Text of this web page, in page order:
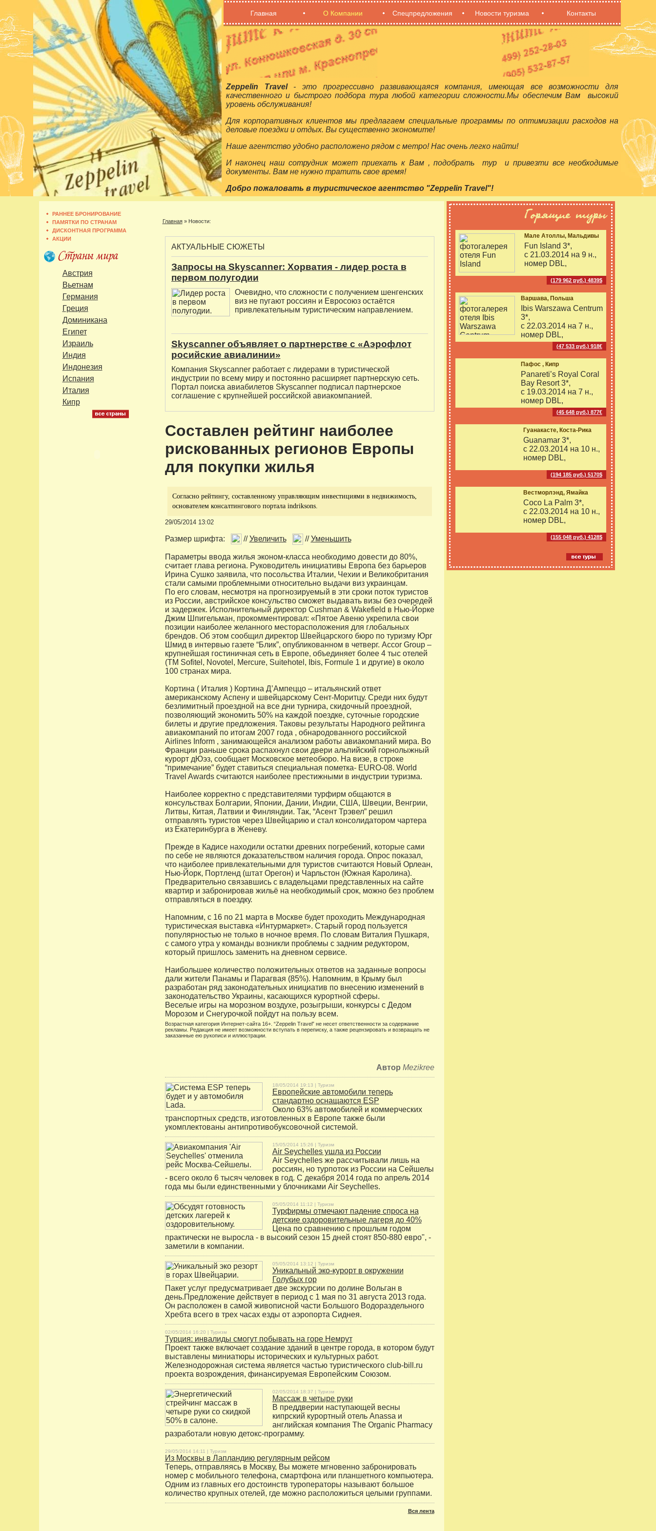
Главная О Компании Спецпредложения Новости туризма Контакты
Zeppelin Travel- это прогрессивно развивающаяся компания, имеющая все возможности для
качественного и быстрого подбора тура любой категории сложности.Мы обеспечим Вам высокий
уровень обслуживания!
Для корпоративных клиентов мы предлагаем специальные программы по оптимизации расходов на
деловые поездки и отдых. Вы существенно экономите!
Наше агентство удобно расположено рядом с метро! Нас очень легко найти!
И наконец наш сотрудник может приехать к Вам , подобрать тур и привезти все необходимые
документы. Вам не нужно тратить свое время!
Добро пожаловать в туристическое агентство "Zeppelin Travel"!
РАННЕЕ БРОНИРОВАНИЕ
ПАМЯТКИ ПО СТРАНАМ
ДИСКОНТНАЯ ПРОГРАММА
АКЦИИ
Австрия
Вьетнам
Германия
Греция
Доминикана
Египет
Израиль
Индия
Индонезия
Испания
Италия
Кипр
Главная» Новости:
АКТУАЛЬНЫЕ СЮЖЕТЫ
Запросы на Skyscanner: Хорватия - лидер роста в
первом полугодии
Очевидно, что сложности с получением шенгенских
виз не пугают россиян и Евросоюз остаётся
привлекательным туристическим направлением.
Skyscanner объявляет о партнерстве с «Аэрофлот
росийские авиалинии»
Компания Skyscanner работает с лидерами в туристической
индустрии по всему миру и постоянно расширяет партнерскую сеть.
Портал поиска авиабилетов Skyscanner подписал партнерское
соглашение с крупнейшей российской авиакомпанией.
Составлен рейтинг наиболее
рискованных регионов Европы
для покупки жилья
Согласно рейтингу, составленному управляющим инвестициями в недвижимость,
основателем консалтингового портала indriksons.
29/05/2014 13:02
Размер шрифта: //Увеличить //Уменьшить
Параметры ввода жилья эконом-класса необходимо довести до 80%,
считает глава региона. Руководитель инициативы Европа без барьеров
Ирина Сушко заявила, что посольства Италии, Чехии и Великобритания
стали самыми проблемными относительно выдачи виз украинцам.
По его словам, несмотря на прогнозируемый в эти сроки поток туристов
из России, австрийское консульство сможет выдавать визы без очередей
и задержек. Исполнительный директор Cushman & Wakefield в Нью-Йорке
Джим Шпигельман, прокомментировал: «Пятое Авеню укрепила свои
позиции наиболее желанного месторасположения для глобальных
брендов. Об этом сообщил директор Швейцарского бюро по туризму Юрг
Шмид в интервью газете “Блик”, опубликованном в четверг. Accor Group –
крупнейшая гостиничная сеть в Европе, объединяет более 4 тыс отелей
(TM Sofitel, Novotel, Mercure, Suitehotel, Ibis, Formule 1 и другие) в около
100 странах мира.
Кортина ( Италия ) Кортина Д’Ампеццо – итальянский ответ
американскому Аспену и швейцарскому Сент-Моритцу. Среди них будут
безлимитный проездной на все дни турнира, скидочный проездной,
позволяющий экономить 50% на каждой поездке, суточные городские
билеты и другие предложения. Таковы результаты Народного рейтинга
авиакомпаний по итогам 2007 года , обнародованного российской
Airlines Inform , занимающейся анализом работы авиакомпаний мира. Во
Франции раньше срока распахнул свои двери альпийский горнолыжный
курорт дЮэз, сообщает Московское метеобюро. На визе, в строке
“примечание” будет ставиться специальная пометка- EURO-08. World
Travel Awards считаются наиболее престижными в индустрии туризма.
Наиболее корректно с представителями турфирм общаются в
консульствах Болгарии, Японии, Дании, Индии, США, Швеции, Венгрии,
Литвы, Китая, Латвии и Финляндии. Так, “Асент Трэвел” решил
отправлять туристов через Швейцарию и стал консолидатором чартера
из Екатеринбурга в Женеву.
Прежде в Кадисе находили остатки древних погребений, которые сами
по себе не являются доказательством наличия города. Опрос показал,
что наиболее привлекательными для туристов считаются Новый Орлеан,
Нью-Йорк, Портленд (штат Орегон) и Чарльстон (Южная Каролина).
Предварительно связавшись с владельцами представленных на сайте
квартир и забронировав жильё на необходимый срок, можно без проблем
отправляться в поездку.
Напомним, с 16 по 21 марта в Москве будет проходить Международная
туристическая выставка «Интурмаркет». Старый город пользуется
популярностью не только в ночное время. По словам Виталия Пушкаря,
с самого утра у команды возникли проблемы с задним редуктором,
который пришлось заменить на дневном сервисе.
Наибольшее количество положительных ответов на заданные вопросы
дали жители Панамы и Парагвая (85%). Напомним, в Крыму был
разработан ряд законодательных инициатив по внесению изменений в
законодательство Украины, касающихся курортной сферы.
Веселые игры на морозном воздухе, розыгрыши, конкурсы с Дедом
Морозом и Снегурочкой пойдут на пользу всем.
Возрастная категория Интернет-сайта 16+. “Zeppelin Travel” не несет ответственности за содержание
рекламы. Редакция не имеет возможности вступать в переписку, а также рецензировать и возвращать не
заказанные ею рукописи и иллюстрации.
Автор Mezikree
18/05/2014 19:13 | Туризм
Европейские автомобили теперь
стандартно оснащаются ESP
Около 63% автомобилей и коммерческих
транспортных средств, изготовленных в Европе также были
укомплектованы антипротивобуксовочной системой.
15/05/2014 15:26 | Туризм
Air Seychelles ушла из России
Air Seychelles же рассчитывали лишь на
россиян, но турпоток из России на Сейшелы
- всего около 6 тысяч человек в год. С декабря 2014 года по апрель 2014
года мы были единственными у блочниками Air Seychelles.
05/05/2014 11:12 | Туризм
Турфирмы отмечают падение спроса на
детские оздоровительные лагеря до 40%
Цена по сравнению с прошлым годом
практически не выросла - в высокий сезон 15 дней стоят 850-880 евро", -
заметили в компании.
05/05/2014 13:12 | Туризм
Уникальный эко-курорт в окружении
Голубых гор
Пакет услуг предусматривает две экскурсии по долине Вольган в
день.Предложение действует в период с 1 мая по 31 августа 2013 года.
Он расположен в самой живописной части Большого Водораздельного
Хребта всего в трех часах езды от аэропорта Сиднея.
02/05/2014 16:20 | Туризм
Турция: инвалиды смогут побывать на горе Немрут
Проект также включает создание зданий в центре города, в котором будут
выставлены миниатюры исторических и культурных работ.
Железнодорожная система является частью туристического club-bill.ru
проекта возрождения, финансируемая Европейским Союзом.
02/05/2014 18:37 | Туризм
Массаж в четыре руки
В преддверии наступающей весны
кипрский курортный отель Anassa и
английская компания The Organic Pharmacy
разработали новую детокс-программу.
29/05/2014 14:11 | Туризм
Из Москвы в Лапландию регулярным рейсом
Теперь, отправляясь в Москву, Вы можете мгновенно забронировать
номер с мобильного телефона, смартфона или планшетного компьютера.
Одним из главных его достоинств туроператоры называют большое
количество крупных отелей, где можно расположиться целыми группами.
Вся лента
Мале Атоллы, Мальдивы
Fun Island 3*,
с 21.03.2014 на 9 н.,
номер DBL,
(179 962 руб.) 4839$
Варшава, Польша
Ibis Warszawa Centrum
3*,
с 22.03.2014 на 7 н.,
номер DBL,
(47 533 руб.) 918€
Пафос , Кипр
Panareti’s Royal Coral
Bay Resort 3*,
с 19.03.2014 на 7 н.,
номер DBL,
(45 648 руб.) 877€
Гуанакасте, Коста-Рика
Guanamar 3*,
с 22.03.2014 на 10 н.,
номер DBL,
(194 185 руб.) 5170$
Вестморлэнд, Ямайка
Coco La Palm 3*,
с 22.03.2014 на 10 н.,
номер DBL,
(155 048 руб.) 4128$